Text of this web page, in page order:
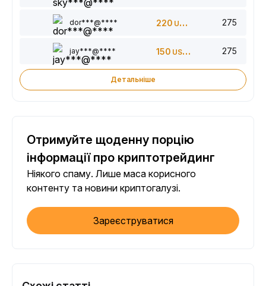
dor***@**** 220 USDT 275
jay***@**** 150 USDT 275
Детальніше
Отримуйте щоденну порцію
інформації про криптотрейдинг
Ніякого спаму. Лише маса корисного
контенту та новини криптогалузі.
Зареєструватися